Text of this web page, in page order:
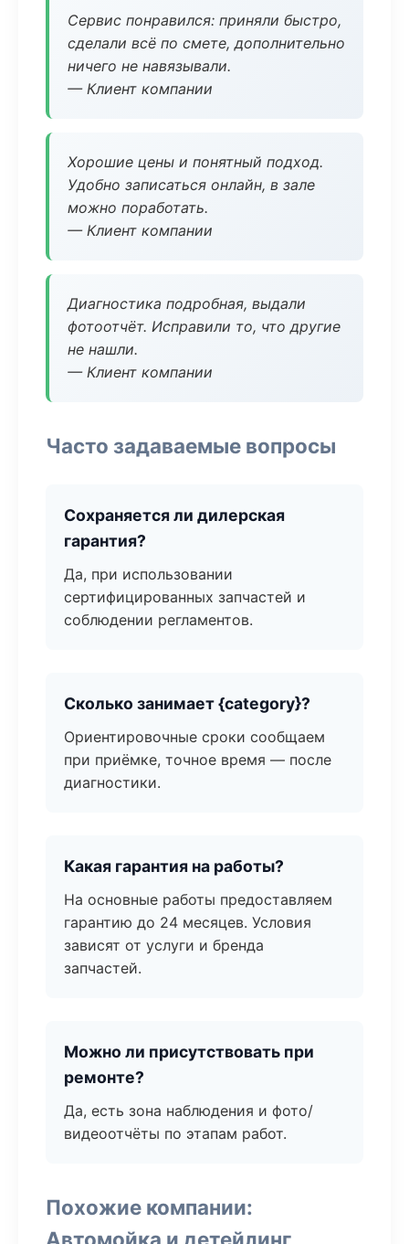
Сервис понравился: приняли быстро,
сделали всё по смете, дополнительно
ничего не навязывали.
— Клиент компании
Хорошие цены и понятный подход.
Удобно записаться онлайн, в зале
можно поработать.
— Клиент компании
Диагностика подробная, выдали
фотоотчёт. Исправили то, что другие
не нашли.
— Клиент компании
Часто задаваемые вопросы
Сохраняется ли дилерская
гарантия?
Да, при использовании
сертифицированных запчастей и
соблюдении регламентов.
Сколько занимает {category}?
Ориентировочные сроки сообщаем
при приёмке, точное время — после
диагностики.
Какая гарантия на работы?
На основные работы предоставляем
гарантию до 24 месяцев. Условия
зависят от услуги и бренда
запчастей.
Можно ли присутствовать при
ремонте?
Да, есть зона наблюдения и фото/
видеоотчёты по этапам работ.
Похожие компании:
Автомойка и детейлинг